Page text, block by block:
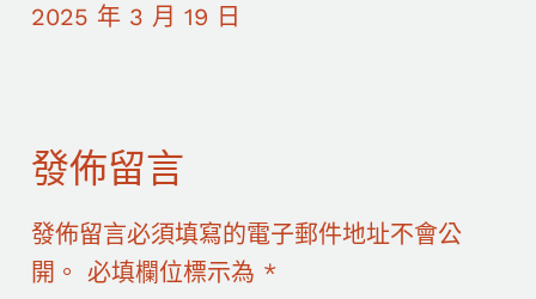
2025 年 3 月 19 日
發佈留言
發佈留言必須填寫的電子郵件地址不會公
開。 必填欄位標示為 *